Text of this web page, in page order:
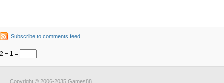
Subscribe to comments feed
2 − 1 =
Copyright © 2006-2035 Games88